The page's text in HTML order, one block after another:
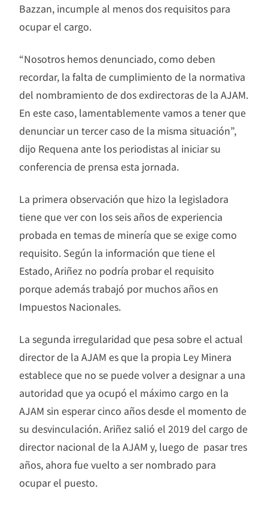
Bazzan, incumple al menos dos requisitos para
ocupar el cargo.
“Nosotros hemos denunciado, como deben
recordar, la falta de cumplimiento de la normativa
del nombramiento de dos exdirectoras de la AJAM.
En este caso, lamentablemente vamos a tener que
denunciar un tercer caso de la misma situación”,
dijo Requena ante los periodistas al iniciar su
conferencia de prensa esta jornada.
La primera observación que hizo la legisladora
tiene que ver con los seis años de experiencia
probada en temas de minería que se exige como
requisito. Según la información que tiene el
Estado, Ariñez no podría probar el requisito
porque además trabajó por muchos años en
Impuestos Nacionales.
La segunda irregularidad que pesa sobre el actual
director de la AJAM es que la propia Ley Minera
establece que no se puede volver a designar a una
autoridad que ya ocupó el máximo cargo en la
AJAM sin esperar cinco años desde el momento de
su desvinculación. Ariñez salió el 2019 del cargo de
director nacional de la AJAM y, luego de pasar tres
años, ahora fue vuelto a ser nombrado para
ocupar el puesto.